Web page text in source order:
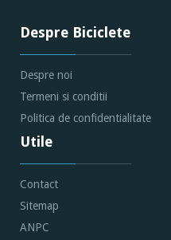
Despre Biciclete
Despre noi
Termeni si conditii
Politica de confidentialitate
Utile
Contact
Sitemap
ANPC